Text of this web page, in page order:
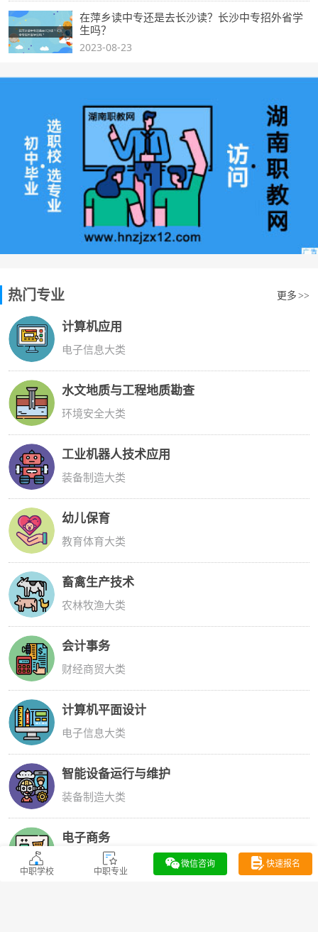
在萍乡读中专还是去长沙读？长沙中专招外省学
生吗？
2023-08-23
热门专业 更多 >>
计算机应用
电子信息大类
水文地质与工程地质勘查
环境安全大类
工业机器人技术应用
装备制造大类
幼儿保育
教育体育大类
畜禽生产技术
农林牧渔大类
会计事务
财经商贸大类
计算机平面设计
电子信息大类
智能设备运行与维护
装备制造大类
电子商务
财经商贸大类
中职学校 中职专业
微信咨询 快速报名